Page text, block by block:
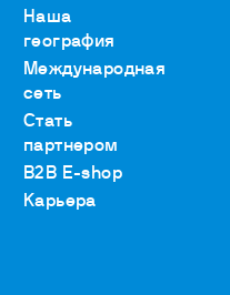
Наша
география
Международная
сеть
Стать
партнером
B2B E-shop
Карьера